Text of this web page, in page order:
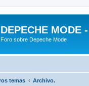
DEPECHE MODE
Foro sobre Depeche Mode
temas Archivo.